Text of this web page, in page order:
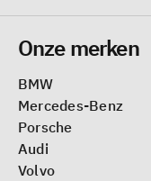
Onze merken
BMW
Mercedes-Benz
Porsche
Audi
Volvo